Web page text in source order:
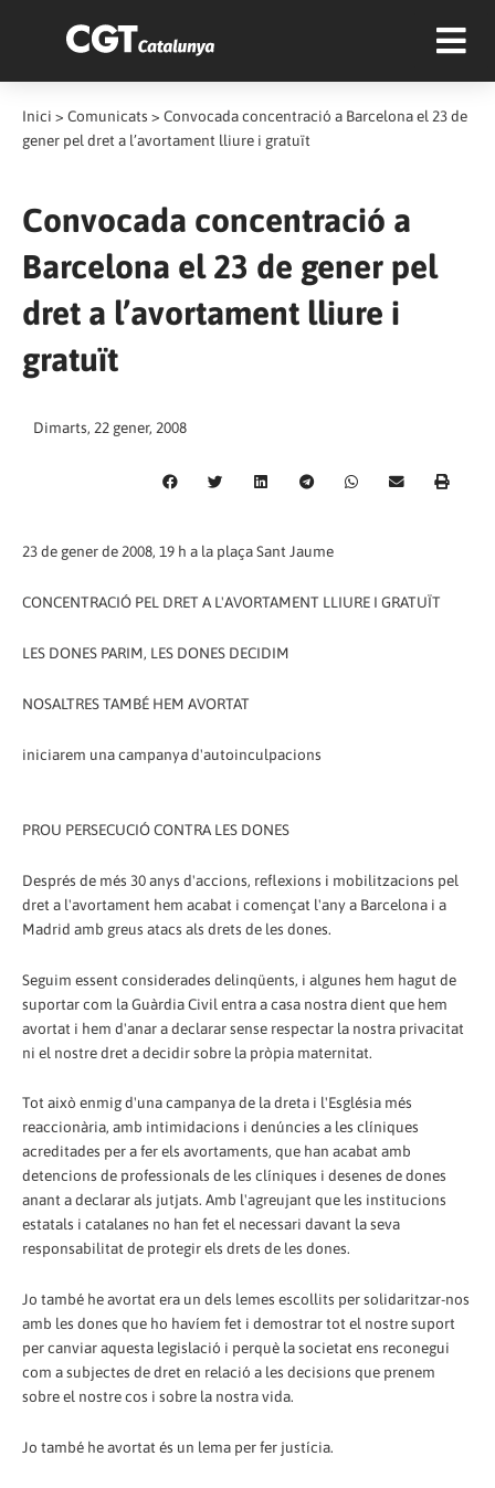
Inici > Comunicats > Convocada concentració a Barcelona el 23 de
gener pel dret a l’avortament lliure i gratuït
Convocada concentració a
Barcelona el 23 de gener pel
dret a l’avortament lliure i
gratuït
Dimarts, 22 gener, 2008
23 de gener de 2008, 19 h a la plaça Sant Jaume
CONCENTRACIÓ PEL DRET A L'AVORTAMENT LLIURE I GRATUÏT
LES DONES PARIM, LES DONES DECIDIM
NOSALTRES TAMBÉ HEM AVORTAT
iniciarem una campanya d'autoinculpacions
PROU PERSECUCIÓ CONTRA LES DONES
Després de més 30 anys d'accions, reflexions i mobilitzacions pel
dret a l'avortament hem acabat i començat l'any a Barcelona i a
Madrid amb greus atacs als drets de les dones.
Seguim essent considerades delinqüents, i algunes hem hagut de
suportar com la Guàrdia Civil entra a casa nostra dient que hem
avortat i hem d'anar a declarar sense respectar la nostra privacitat
ni el nostre dret a decidir sobre la pròpia maternitat.
Tot això enmig d'una campanya de la dreta i l'Església més
reaccionària, amb intimidacions i denúncies a les clíniques
acreditades per a fer els avortaments, que han acabat amb
detencions de professionals de les clíniques i desenes de dones
anant a declarar als jutjats. Amb l'agreujant que les institucions
estatals i catalanes no han fet el necessari davant la seva
responsabilitat de protegir els drets de les dones.
Jo també he avortat era un dels lemes escollits per solidaritzar-nos
amb les dones que ho havíem fet i demostrar tot el nostre suport
per canviar aquesta legislació i perquè la societat ens reconegui
com a subjectes de dret en relació a les decisions que prenem
sobre el nostre cos i sobre la nostra vida.
Jo també he avortat és un lema per fer justícia.